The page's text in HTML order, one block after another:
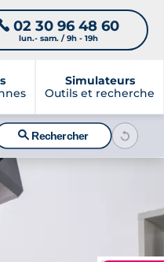
02 30 96 48 60
lun.- sam. / 9h - 19h
Simulateurs
Outils et recherche
🔍Rechercher